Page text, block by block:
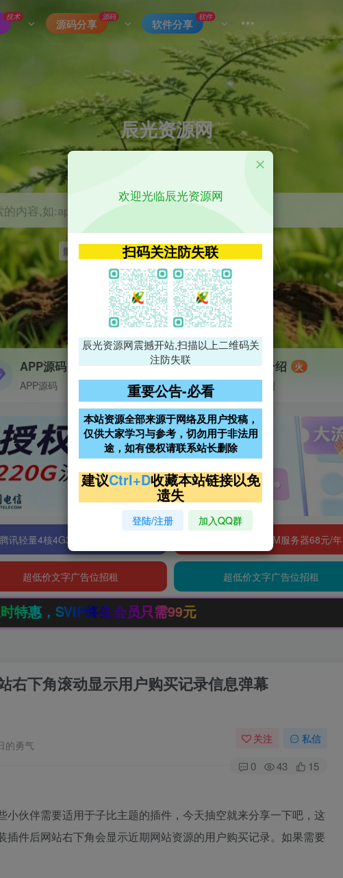
技术
源码分享
源码
软件分享
软件
辰光资源网
优质的网络资源分享平台
内容,如:app源码
影视 神马 getapp 原神
APP源码
APP源码
VIP特权介绍 火
VIP特权介绍
腾讯轻量4核4G3M服务器38元/年 阿里云2核2G200M服务器68元/年
超低价文字广告位招租 超低价文字广告位招租
99元
右下角滚动显示用户购买记录信息弹幕
的勇气
关注 私信
0 43 15
伙伴需要适用于子比主题的插件，今天抽空就来分享一下吧，这
件后网站右下角会显示近期网站资源的用户购买记录。如果需要
欢迎光临辰光资源网
扫码关注防失联
辰光资源网震撼开站,扫描以上二维码关
注防失联
重要公告-必看
本站资源全部来源于网络及用户投稿，
仅供大家学习与参考，切勿用于非法用
途，如有侵权请联系站长删除
建议Ctrl+D收藏本站链接以免
遗失
登陆/注册 加入QQ群